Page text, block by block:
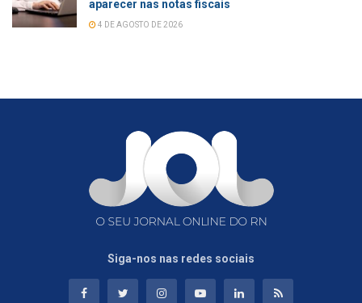
aparecer nas notas fiscais
4 DE AGOSTO DE 2026
Siga-nos nas redes sociais